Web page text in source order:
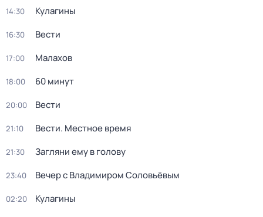
14:30 Кулагины
16:30 Вести
17:00 Малахов
18:00 60 минут
20:00 Вести
21:10 Вести. Местное время
21:30 Загляни ему в голову
23:40 Вечер с Владимиром Соловьёвым
02:20 Кулагины